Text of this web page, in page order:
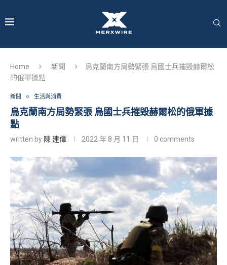
Home 新聞
烏克蘭南方局勢緊張 烏國士兵摧毀赫爾松
的俄軍據點
新聞 生活與消費
烏克蘭南方局勢緊張 烏國士兵摧毀赫爾松的俄軍據
點
written by 陳 建偉 2022 年 8 月 11 日 0 comments